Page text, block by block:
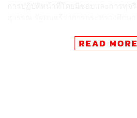
ชอบส่อไปในทางทุจริตREAD MORE